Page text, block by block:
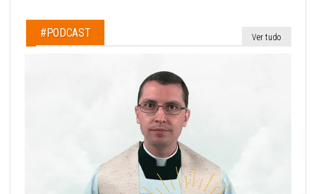
#PODCAST Ver tudo